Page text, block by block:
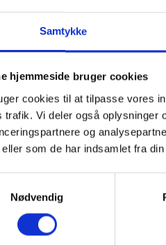
Samtykke
hjemmeside bruger cookies
cookies til at tilpasse vores
trafik. Vi deler også oplysninger
og
som de har indsamlet fra
Nødvendig